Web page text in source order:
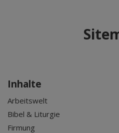
Inhalte
Arbeitswelt
Bibel & Liturgie
Firmung